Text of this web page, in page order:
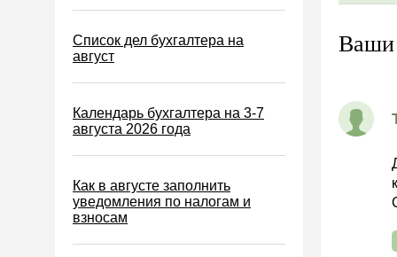
Экологический налог
Налог на игорный бизнес
Акцизы
Возврат и зачет налогов
Налоговые проверки
Ответственность
Статистика
Список дел бухгалтера на
август
Календарь бухгалтера на 3-7
августа 2026 года
Как в августе заполнить
уведомления по налогам и
взносам
Ваши